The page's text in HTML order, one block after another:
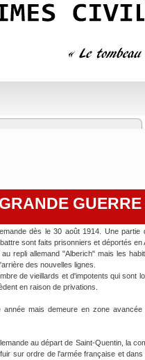
GUERRE
dès le 30 août 1914. Une partie
sont faits prisonniers et déportés en
repli allemand "Alberich" mais les
des nouvelles lignes.
de vieillards et d'impotents qui sont
en raison de privations.
mais demeure en zone avancée
au départ de Saint-Quentin, la
sur ordre de l'armée française et